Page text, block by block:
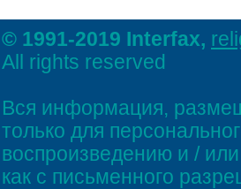
© 1991-2019 Interfax,
All rights reserved
Вся информация,
только для
воспроизведению и /
как с письменного